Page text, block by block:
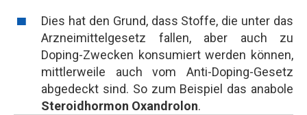
Dies hat den Grund, dass Stoffe, die unter das
Arzneimittelgesetz fallen, aber auch zu
Doping-Zwecken konsumiert werden können,
mittlerweile auch vom Anti-Doping-Gesetz
abgedeckt sind. So zum Beispiel das anabole
Steroidhormon Oxandrolon.